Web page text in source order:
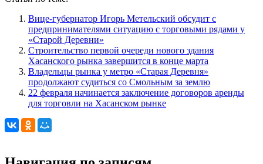
Вице-губернатор Игорь Метельский обсудит с
предпринимателями ситуацию с торговыми рядами у
«Старой Деревни»
Строительство первой очереди нового здания
Хасанского рынка завершится в конце марта
Владельцы рынка у метро «Старая Деревня»
продолжают судиться со Смольным за землю
22 февраля начинается заключение договоров аренды
для торговли на Хасанском рынке